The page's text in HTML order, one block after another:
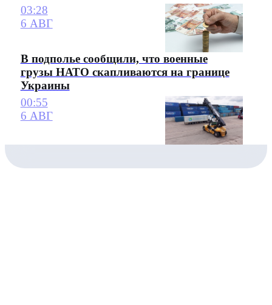
03:28
6 АВГ
В подполье сообщили, что военные
грузы НАТО скапливаются на границе
Украины
00:55
6 АВГ